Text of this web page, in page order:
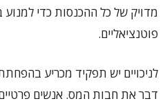
מדויק של כל ההכנסות כדי למנוע
פוטנציאליים.
לניכויים יש תפקיד מכריע
דבר את חבות המס. אנשים פרטיים